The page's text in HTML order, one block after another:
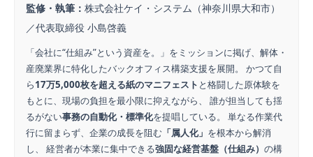
監修・執筆： 株式会社ケイ・システム（神奈川県大和市）
／代表取締役 小島啓義
「会社に“仕組み”という資産を。」をミッションに掲げ、解体・
産廃業界に特化したバックオフィス構築支援を展開。 かつて自
ら17万5,000枚を超える紙のマニフェスト と格闘した原体験を
もとに、現場の負担を最小限に抑えながら、 誰が担当しても揺
るがない事務の自動化・標準化を提唱している。 単なる作業代
行に留まらず、企業の成長を阻む 「属人化」 を根本から解消
し、 経営者が本業に集中できる強固な経営基盤（仕組み） の構